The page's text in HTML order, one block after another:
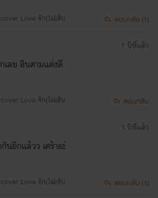
Love รัก(ไม่)ลับ ตอบกลับ (1)
เลย อินตามแต่งดี
Love รัก(ไม่)ลับ
1 ปีที่แล้ว
ตอบกลับ
อีกแล้วว เศร้าอะ่
Love รัก(ไม่)ลับ
1 ปีที่แล้ว
ตอบกลับ (1)